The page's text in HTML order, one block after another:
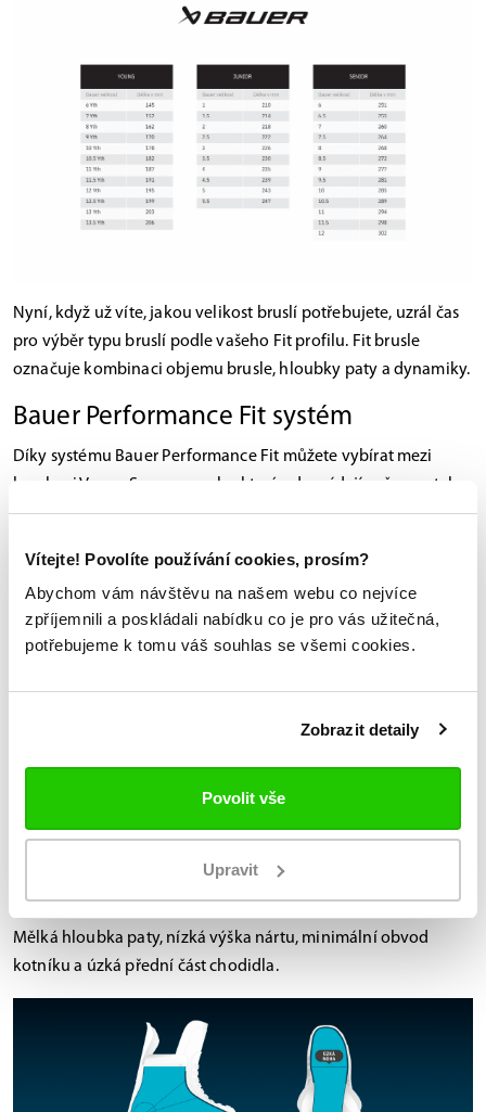
Vítejte! Povolíte používání cookies, prosím?
Abychom vám návštěvu na našem webu co nejvíce
zpříjemnili a poskládali nabídku co je pro vás užitečná,
potřebujeme k tomu váš souhlas se všemi cookies.
Zobrazit detaily
Povolit vše
Upravit
Nyní, když už víte, jakou velikost bruslí potřebujete, uzrál čas
pro výběr typu bruslí podle vašeho Fit profilu. Fit brusle
označuje kombinaci objemu brusle, hloubky paty a dynamiky.
Bauer Performance Fit systém
Díky systému Bauer Performance Fit můžete vybírat mezi
bruslemiVapor Supreme
nebo které odpovídají vašemu stylu
bruslení. Získáte tak jistotu, že vám bude vyhovovat jeden ze
Vapor
Jsou vhodné pro frekvenční styl jízdy, při kterém jde o
změny směru.
širokými oblouky, při kterých oceníte vysokou stabilitu.
Fit 1 – nízký profil
Mělká hloubka paty, nízká výška nártu, minimální obvod
kotníku a úzká přední část chodidla.